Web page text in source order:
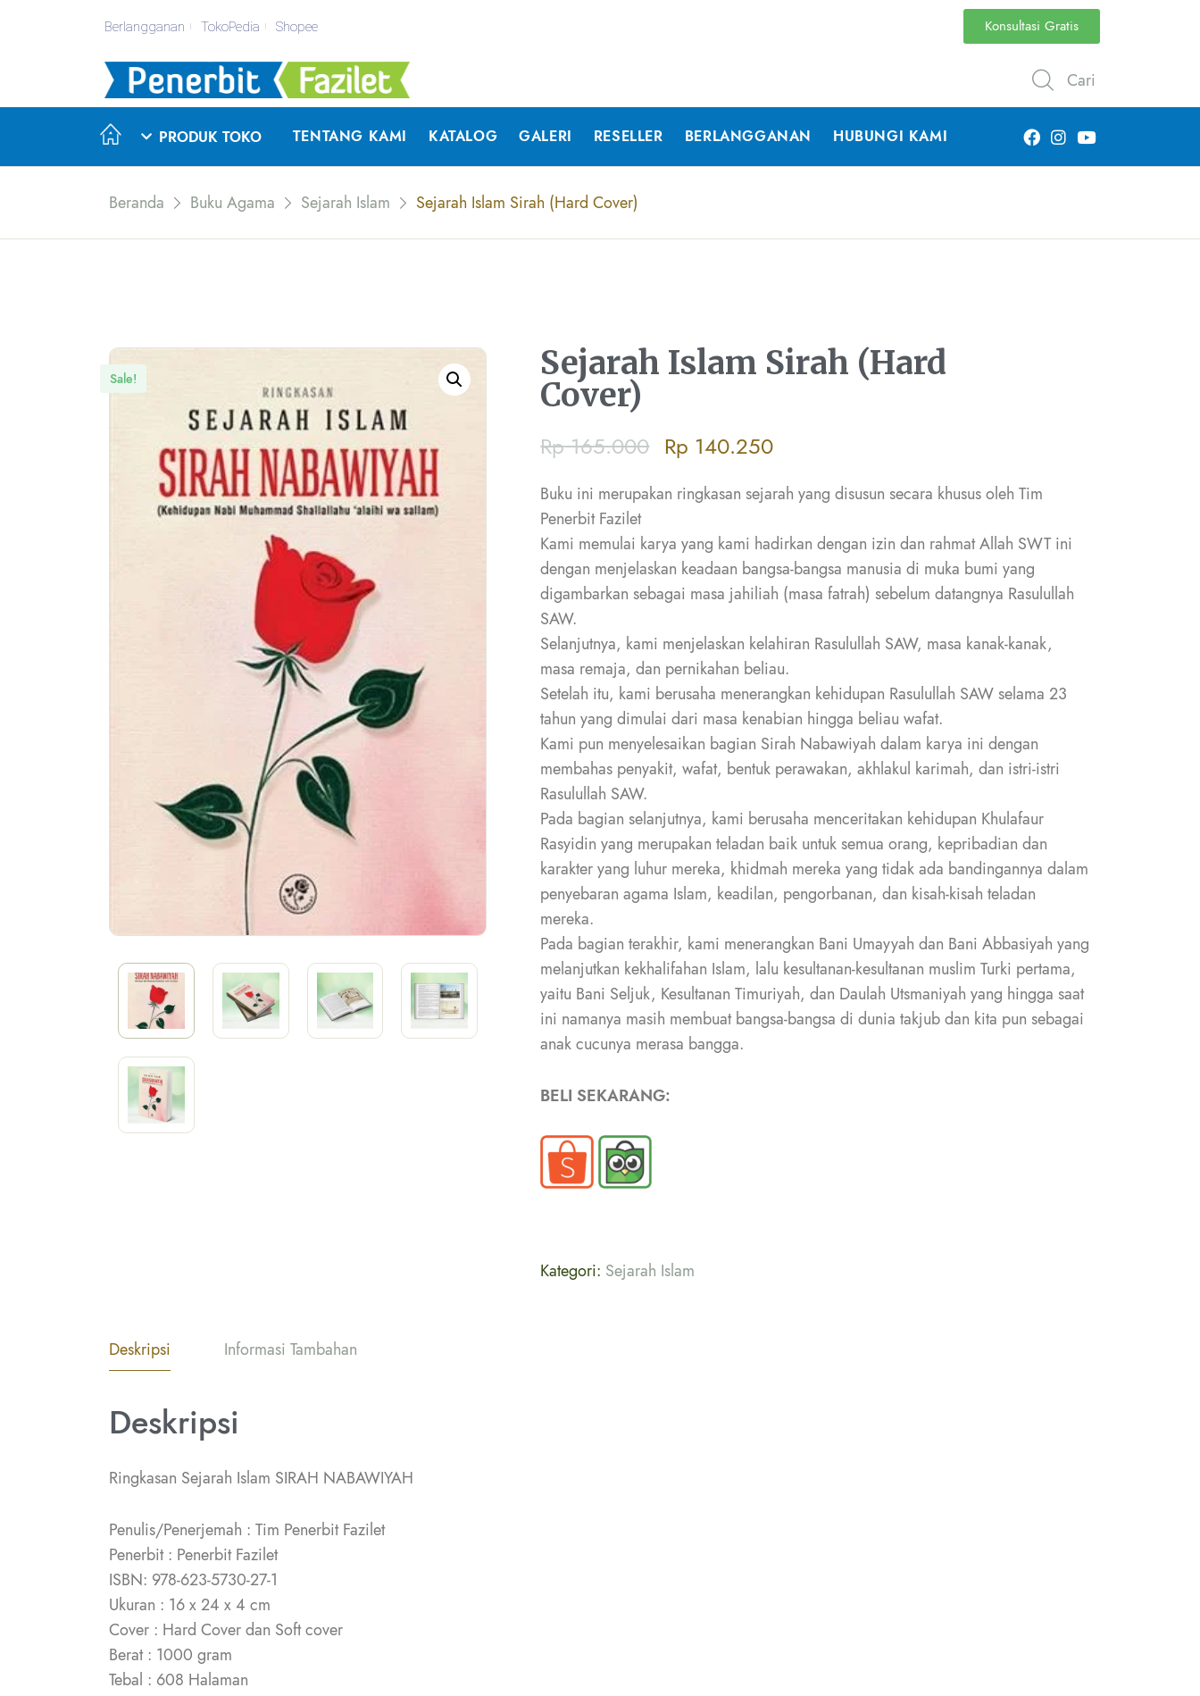
Berlangganan TokoPedia Shopee Konsultasi Gratis
Cari
PRODUK TOKO TENTANG KAMI KATALOG GALERI RESELLER BERLANGGANAN HUBUNGI KAMI
Beranda Buku Agama Sejarah Islam Sejarah Islam Sirah (Hard Cover)
Sale!
Sejarah Islam Sirah (Hard
Cover)
Rp165.000 Rp 140.250
Buku ini merupakan ringkasan sejarah yang disusun secara khusus oleh Tim
Penerbit Fazilet
Kami memulai karya yang kami hadirkan dengan izin dan rahmat Allah SWT ini
dengan menjelaskan keadaan bangsa-bangsa manusia di muka bumi yang
digambarkan sebagai masa jahiliah (masa fatrah) sebelum datangnya Rasulullah
SAW.
Selanjutnya, kami menjelaskan kelahiran Rasulullah SAW, masa kanak-kanak,
masa remaja, dan pernikahan beliau.
Setelah itu, kami berusaha menerangkan kehidupan Rasulullah SAW selama 23
tahun yang dimulai dari masa kenabian hingga beliau wafat.
Kami pun menyelesaikan bagian Sirah Nabawiyah dalam karya ini dengan
membahas penyakit, wafat, bentuk perawakan, akhlakul karimah, dan istri-istri
Rasulullah SAW.
Pada bagian selanjutnya, kami berusaha menceritakan kehidupan Khulafaur
Rasyidin yang merupakan teladan baik untuk semua orang, kepribadian dan
karakter yang luhur mereka, khidmah mereka yang tidak ada bandingannya dalam
penyebaran agama Islam, keadilan, pengorbanan, dan kisah-kisah teladan
mereka.
Pada bagian terakhir, kami menerangkan Bani Umayyah dan Bani Abbasiyah yang
melanjutkan kekhalifahan Islam, lalu kesultanan-kesultanan muslim Turki pertama,
yaitu Bani Seljuk, Kesultanan Timuriyah, dan Daulah Utsmaniyah yang hingga saat
ini namanya masih membuat bangsa-bangsa di dunia takjub dan kita pun sebagai
anak cucunya merasa bangga.
BELI SEKARANG:
Kategori: Sejarah Islam
Deskripsi Informasi Tambahan
Deskripsi
Ringkasan Sejarah Islam SIRAH NABAWIYAH
Penulis/Penerjemah : Tim Penerbit Fazilet
Penerbit : Penerbit Fazilet
ISBN: 978-623-5730-27-1
Ukuran : 16 x 24 x 4 cm
Cover : Hard Cover dan Soft cover
Berat : 1000 gram
Tebal : 608 Halaman